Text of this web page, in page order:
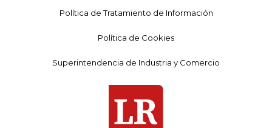
Política de Tratamiento de Información
Política de Cookies
Superintendencia de Industria y Comercio